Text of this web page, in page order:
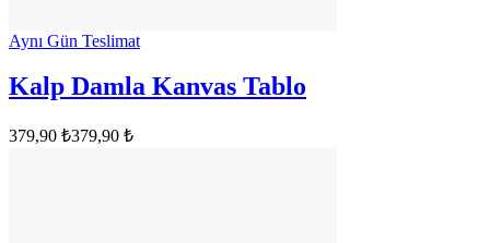
Aynı Gün Teslimat
Kalp Damla Kanvas Tablo
379,90 ₺379,90 ₺